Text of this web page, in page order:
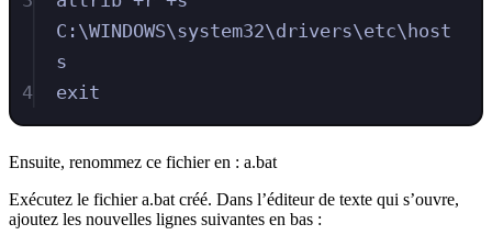
C:\WINDOWS\system32\drivers\etc\host
s
4
exit
Ensuite, renommez ce fichier en : a.bat
Exécutez le fichier a.bat créé. Dans l’éditeur de texte qui s’ouvre,
ajoutez les nouvelles lignes suivantes en bas :